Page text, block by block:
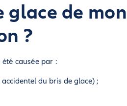
glace de mon
?
causée par :
du bris de glace) ;